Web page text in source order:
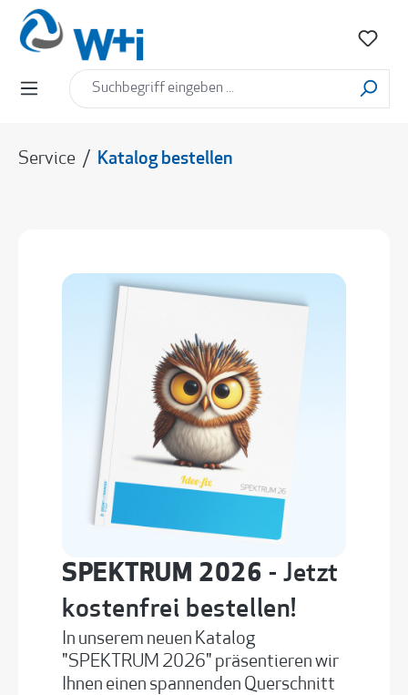
springen
Service / Katalog bestellen
SPEKTRUM 2026 - Jetzt
kostenfrei bestellen!
In unserem neuen Katalog
"SPEKTRUM 2026" präsentieren wir
Ihnen einen spannenden Querschnitt